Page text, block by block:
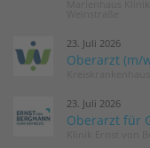
23. Juli 2026
Oberarzt (m/
23. Juli 2026
Oberarzt für